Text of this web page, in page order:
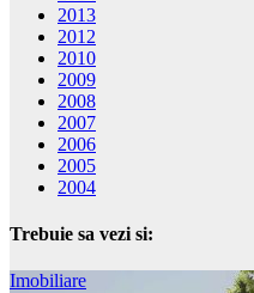
2013
2012
2010
2009
2008
2007
2006
2005
2004
Trebuie sa vezi si:
Imobiliare